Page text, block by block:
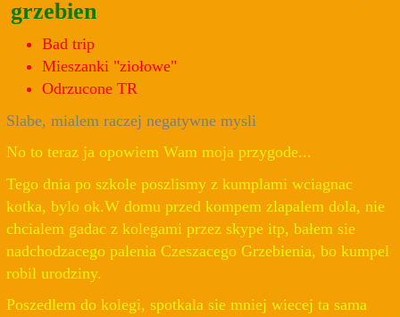
grzebien
Bad trip
Mieszanki "ziołowe"
Odrzucone TR
Slabe, mialem raczej negatywne mysli
No to teraz ja opowiem Wam moja przygode...
Tego dnia po szkole poszlismy z kumplami wciagnac
kotka, bylo ok.W domu przed kompem zlapalem dola, nie
chcialem gadac z kolegami przez skype itp, bałem sie
nadchodzacego palenia Czeszacego Grzebienia, bo kumpel
robil urodziny.
Poszedlem do kolegi, spotkala sie mniej wiecej ta sama